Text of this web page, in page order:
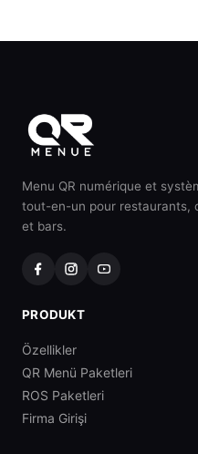
Menu QR numérique et
tout-en-un pour restaurants,
et bars.
PRODUKT
Özellikler
QR Menü Paketleri
ROS Paketleri
Firma Girişi